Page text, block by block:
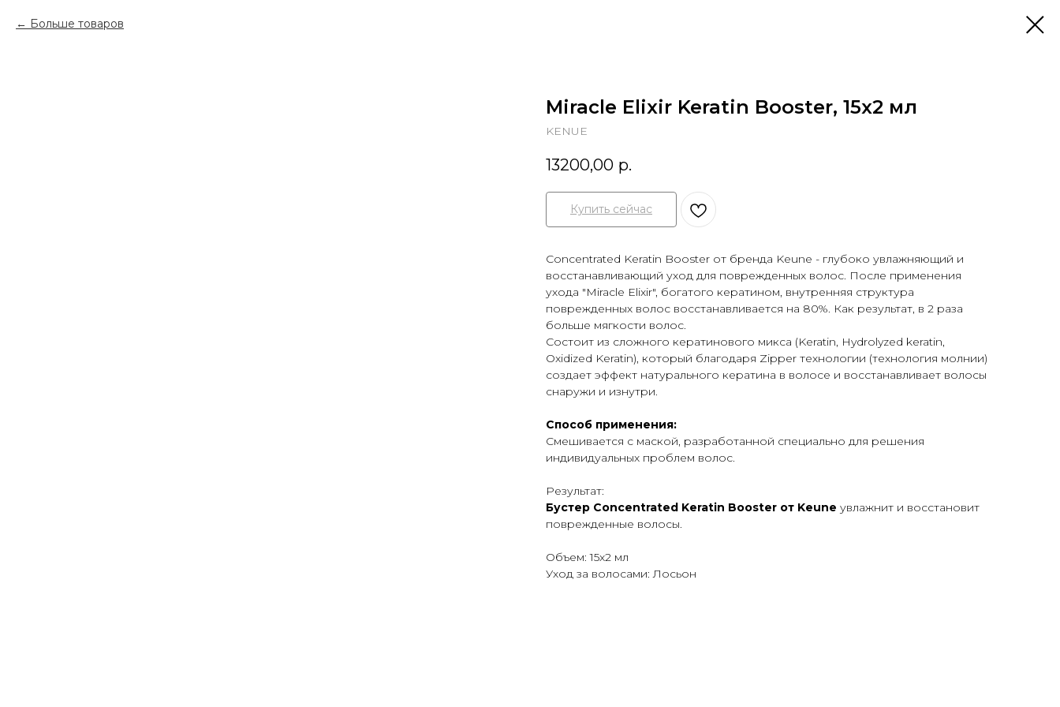
Больше товаров
Miracle Elixir Keratin Booster, 15x2 мл
KENUE
13200,00 р.
Купить сейчас
Concentrated Keratin Booster от бренда Keune - глубоко увлажняющий и
восстанавливающий уход для поврежденных волос. После применения
ухода "Miracle Elixir", богатого кератином, внутренняя структура
поврежденных волос восстанавливается на 80%. Как результат, в 2 раза
больше мягкости волос.
Состоит из сложного кератинового микса (Keratin, Hydrolyzed keratin,
Oxidized Keratin), который благодаря Zipper технологии (технология молнии)
создает эффект натурального кератина в волосе и восстанавливает волосы
снаружи и изнутри.
Способ применения:
Смешивается с маской, разработанной специально для решения
индивидуальных проблем волос.
Результат:
Бустер Concentrated Keratin Booster от Keune увлажнит и восстановит
поврежденные волосы.
Объем: 15x2 мл
Уход за волосами: Лосьон